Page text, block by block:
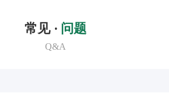
常见 · 问题
Q&A